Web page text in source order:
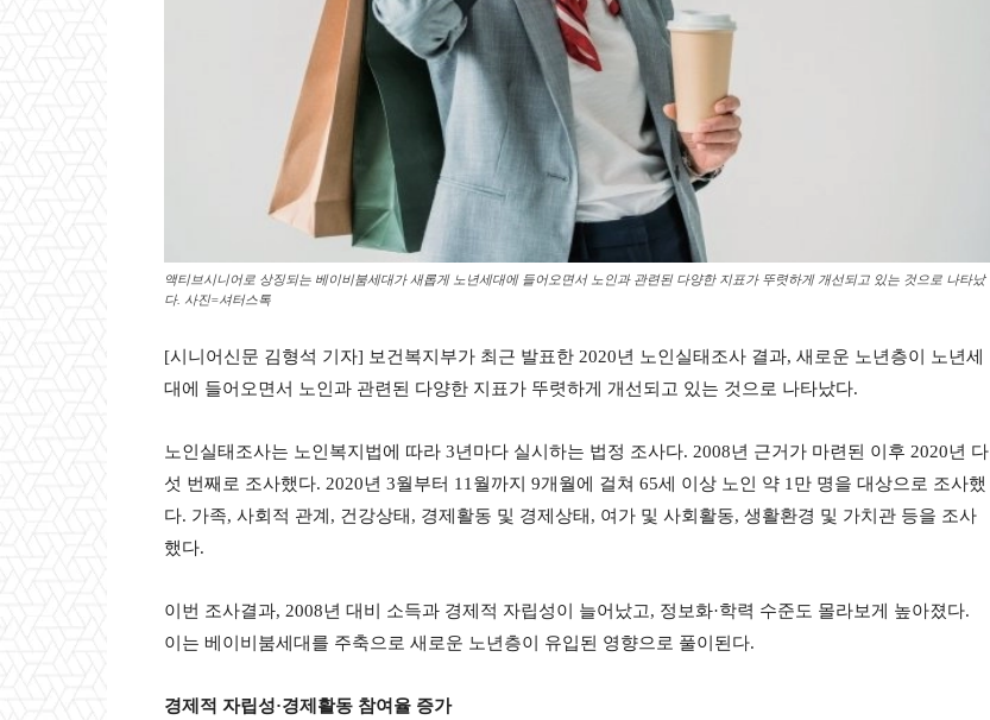
액티브시니어로 상징되는 베이비붐세대가 새롭게 노년세대에 들어오면서 노인과 관련된 다양한 지표가 뚜렷하게 개선되고 있는 것으로 나타났
다. 사진=셔터스톡
[시니어신문 김형석 기자] 보건복지부가 최근 발표한 2020년 노인실태조사 결과, 새로운 노년층이 노년세
대에 들어오면서 노인과 관련된 다양한 지표가 뚜렷하게 개선되고 있는 것으로 나타났다.
노인실태조사는 노인복지법에 따라 3년마다 실시하는 법정 조사다. 2008년 근거가 마련된 이후 2020년 다
섯 번째로 조사했다. 2020년 3월부터 11월까지 9개월에 걸쳐 65세 이상 노인 약 1만 명을 대상으로 조사했
다. 가족, 사회적 관계, 건강상태, 경제활동 및 경제상태, 여가 및 사회활동, 생활환경 및 가치관 등을 조사
했다.
이번 조사결과, 2008년 대비 소득과 경제적 자립성이 늘어났고, 정보화·학력 수준도 몰라보게 높아졌다.
이는 베이비붐세대를 주축으로 새로운 노년층이 유입된 영향으로 풀이된다.
경제적 자립성·경제활동 참여율 증가